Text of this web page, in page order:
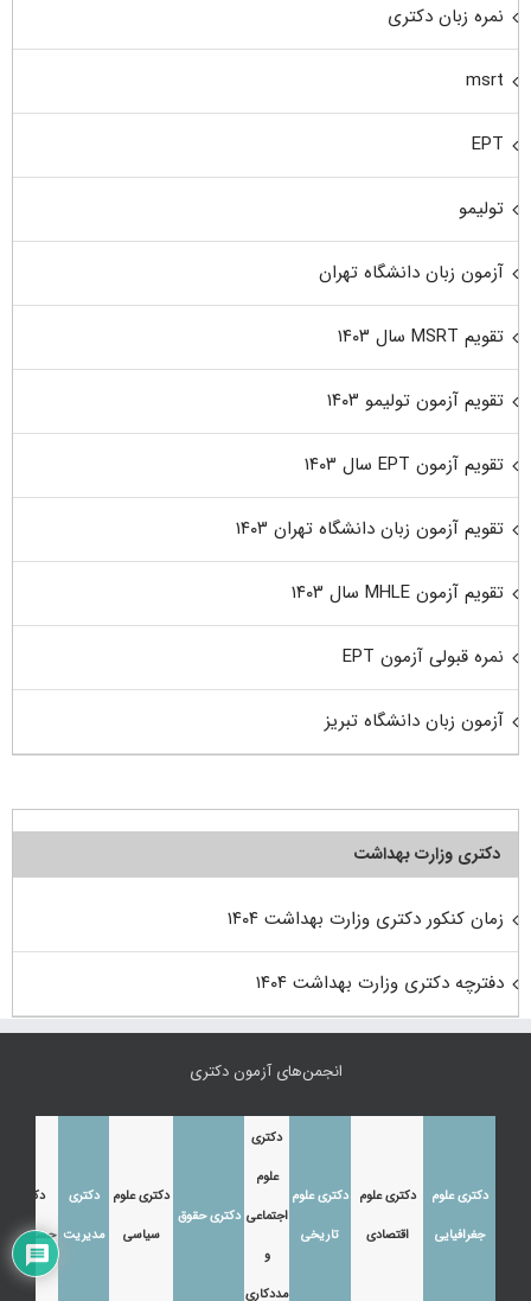
نمره زبان دکتری
msrt
EPT
تولیمو
آزمون زبان دانشگاه تهران
تقویم MSRT سال ۱۴۰۳
تقویم آزمون تولیمو ۱۴۰۳
تقویم آزمون EPT سال ۱۴۰۳
تقویم آزمون زبان دانشگاه تهران ۱۴۰۳
تقویم آزمون MHLE سال ۱۴۰۳
نمره قبولی آزمون EPT
آزمون زبان دانشگاه تبریز
دکتری وزارت بهداشت
زمان کنکور دکتری وزارت بهداشت ۱۴۰۴
دفترچه دکتری وزارت بهداشت ۱۴۰۴
انجمن‌های آزمون دکتری
دکتری علوم
جغرافیایی
دکتری علوم
اقتصادی
دکتری علوم
تاریخی
دکتری
علوم
اجتماعی
و
مددکاری
دکتری حقوق
دکتری علوم
سیاسی
دکتری
مدیریت
دکتری
حسابداری